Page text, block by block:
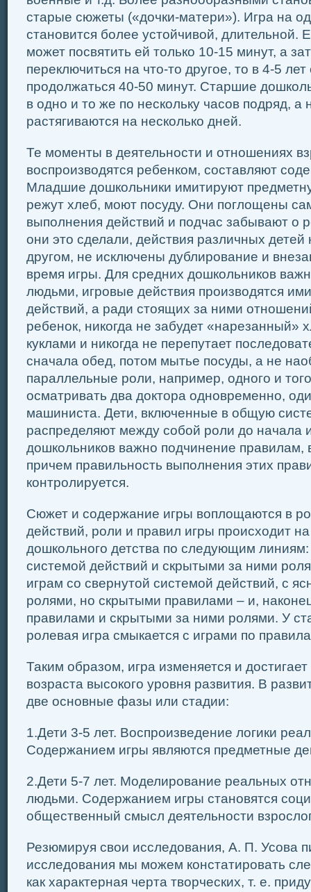
старые сюжеты («дочки-матери»). Игра на
становится более устойчивой, длительной.
может посвятить ей только 10-15 минут, а
переключиться на что-то другое, то в 4-5
продолжаться 40-50 минут. Старшие
в одно и то же по нескольку часов подряд, а
растягиваются на несколько дней.
Те моменты в деятельности и отношениях
воспроизводятся ребенком, составляют
Младшие дошкольники имитируют
режут хлеб, моют посуду. Они поглощены
выполнения действий и подчас забывают о
они это сделали, действия различных детей
другом, не исключены дублирование и
время игры. Для средних дошкольников
людьми, игровые действия производятся
действий, а ради стоящих за ними
ребенок, никогда не забудет «нарезанный»
куклами и никогда не перепутает
сначала обед, потом мытье посуды, а не
параллельные роли, например, одного и
осматривать два доктора одновременно,
машиниста. Дети, включенные в общую
распределяют между собой роли до начала
дошкольников важно подчинение
причем правильность выполнения этих
контролируется.
Сюжет и содержание игры воплощаются в
действий, роли и правил игры происходит
дошкольного детства по следующим линиям:
системой действий и скрытыми за ними
играм со свернутой системой действий, с
ролями, но скрытыми правилами – и,
правилами и скрытыми за ними ролями. У
ролевая игра смыкается с играми по
Таким образом, игра изменяется и
возраста высокого уровня развития. В
две основные фазы или стадии:
1.Дети 3-5 лет. Воспроизведение логики
Содержанием игры являются предметные
2.Дети 5-7 лет. Моделирование реальных
людьми. Содержанием игры становятся
общественный смысл деятельности
Резюмируя свои исследования, А. П. Усова
исследования мы можем констатировать
как характерная черта творческих, т. е.